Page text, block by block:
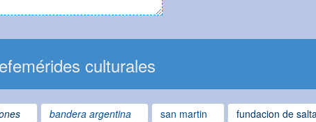
culturales
bandera argentina san martin fundacion de